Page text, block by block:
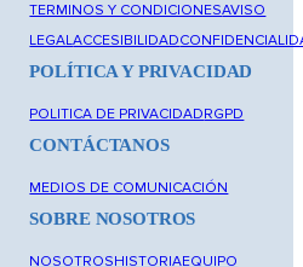
TERMINOS Y CONDICIONESAVISO
LEGALACCESIBILIDAD
POLÍTICA Y PRIVACIDAD
POLITICA DE PRIVACIDADRGPD
CONTÁCTANOS
MEDIOS DE COMUNICACIÓN
SOBRE NOSOTROS
NOSOTROSHISTORIAEQUIPO